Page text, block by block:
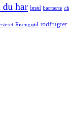
du har brød bærtærte
Risengrød rodfrugter